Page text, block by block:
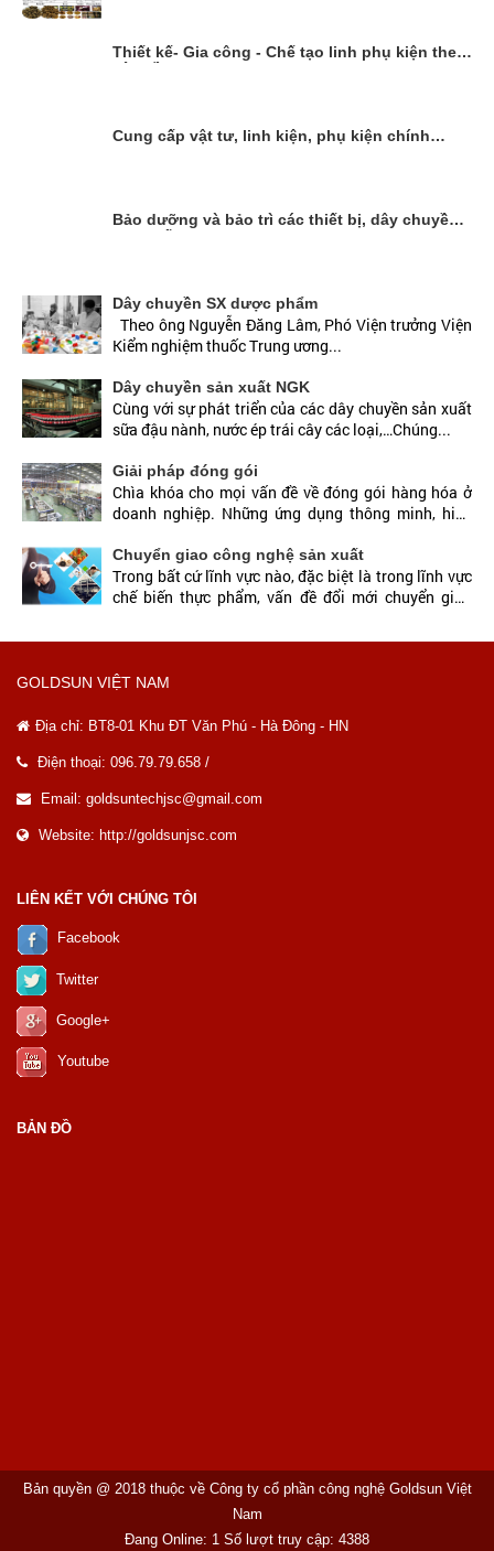
Thiết kế- Gia công - Chế tạo linh phụ kiện theo
yêu cầu
Cung cấp vật tư, linh kiện, phụ kiện chính
Bảo dưỡng và bảo trì các thiết bị, dây chuyền
sản xuất
Dây chuyền SX dược phẩm
Kiểm nghiệm thuốc Trung ương...
Dây chuyền sản xuất NGK
Cùng với sự phát triển của các dây chuyền sản xuất
sữa đậu nành, nước ép trái cây các loại,…Chúng...
Giải pháp đóng gói
Chìa khóa cho mọi vấn đề về đóng gói hàng hóa ở
doanh nghiệp. Những ứng dụng thông minh, hiệu
Chuyển giao công nghệ sản xuất
Trong bất cứ lĩnh vực nào, đặc biệt là trong lĩnh vực
chế biến thực phẩm, vấn đề đổi mới chuyển giao
GOLDSUN VIỆT NAM
Địa chỉ: BT8-01 Khu ĐT Văn Phú - Hà Đông - HN
Điện thoại: 096.79.79.658 /
Email: goldsuntechjsc@gmail.com
Website: http://goldsunjsc.com
LIÊN KẾT VỚI CHÚNG TÔI
Facebook
Twitter
Google+
Youtube
BẢN ĐỒ
Bản quyền @ 2018 thuộc về Công ty cổ phần công nghệ Goldsun Việt
Nam
Đang Online: 1 Số lượt truy cập: 4388